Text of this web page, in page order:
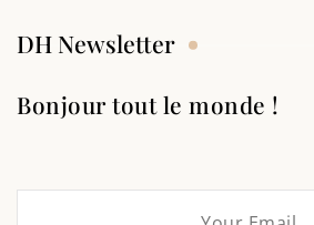
DH Newsletter
Bonjour tout le monde !